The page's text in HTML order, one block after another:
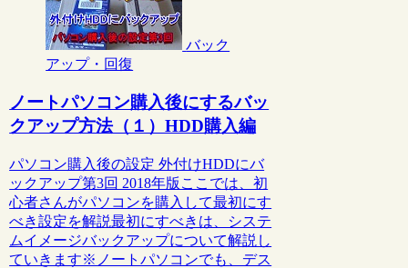
バック
アップ・回復
ノートパソコン購入後にするバッ
クアップ方法（１）HDD購入編
パソコン購入後の設定 外付けHDDにバ
ックアップ第3回 2018年版ここでは、初
心者さんがパソコンを購入して最初にす
べき設定を解説最初にすべきは、システ
ムイメージバックアップについて解説し
ていきます※ノートパソコンでも、デス